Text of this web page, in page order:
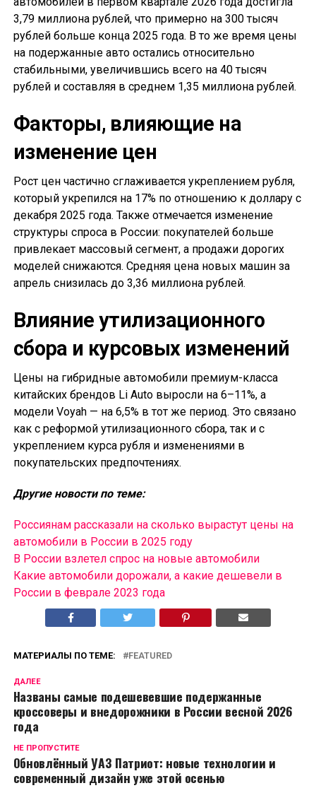
3,79 миллиона рублей, что примерно на 300 тысяч
рублей больше конца 2025 года. В то же время цены
на подержанные авто остались относительно
стабильными, увеличившись всего на 40 тысяч
рублей и составляя в среднем 1,35 миллиона рублей.
Факторы, влияющие на
изменение цен
Рост цен частично сглаживается укреплением рубля,
который укрепился на 17% по отношению к доллару с
декабря 2025 года. Также отмечается изменение
структуры спроса в России: покупателей больше
привлекает массовый сегмент, а продажи дорогих
моделей снижаются. Средняя цена новых машин за
апрель снизилась до 3,36 миллиона рублей.
Влияние утилизационного
сбора и курсовых изменений
Цены на гибридные автомобили премиум-класса
китайских брендов Li Auto выросли на 6–11%, а
модели Voyah — на 6,5% в тот же период. Это связано
как с реформой утилизационного сбора, так и с
укреплением курса рубля и изменениями в
покупательских предпочтениях.
Другие новости по теме:
Россиянам рассказали на сколько вырастут цены на
автомобили в России в 2025 году
В России взлетел спрос на новые автомобили
Какие автомобили дорожали, а какие дешевели в
России в феврале 2023 года
МАТЕРИАЛЫ ПО ТЕМЕ: FEATURED
ДАЛЕЕ
Названы самые подешевевшие подержанные
кроссоверы и внедорожники в России весной 2026
года
НЕ ПРОПУСТИТЕ
Обновлённый УАЗ Патриот: новые технологии и
современный дизайн уже этой осенью